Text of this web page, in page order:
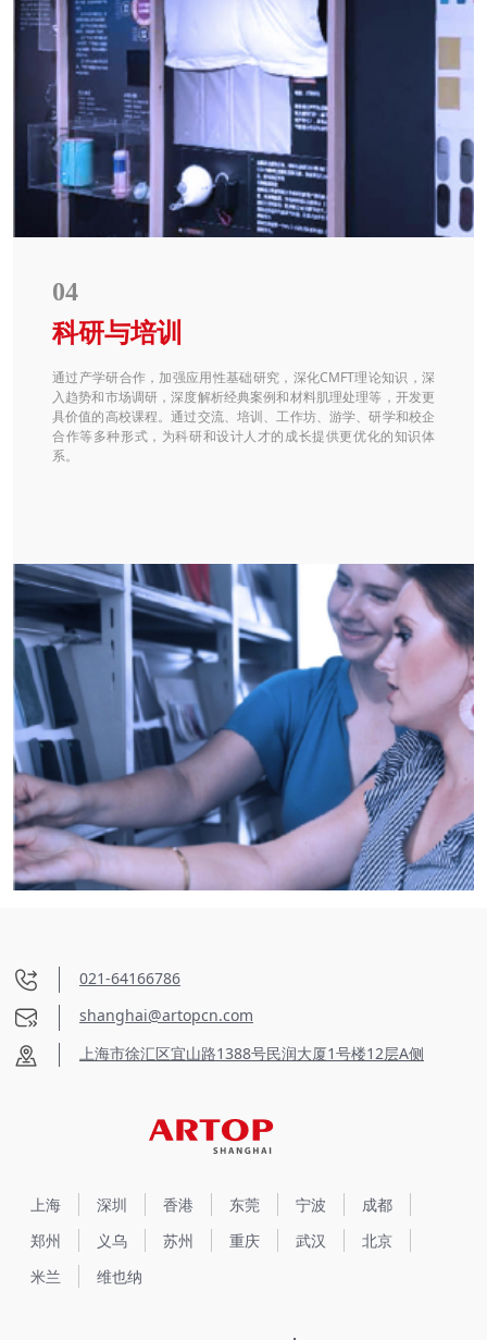
04
科研与培训
通过产学研合作，加强应用性基础研究，深化CMFT理论知识，深
入趋势和市场调研，深度解析经典案例和材料肌理处理等，开发更
具价值的高校课程。通过交流、培训、工作坊、游学、研学和校企
合作等多种形式，为科研和设计人才的成长提供更优化的知识体
系。
021-64166786
shanghai@artopcn.com
上海市徐汇区宜山路1388号民润大厦1号楼12层A侧
上海 深圳 香港 东莞 宁波
成都
郑州
义乌 苏州 重庆 武汉
北京
米兰
维也纳